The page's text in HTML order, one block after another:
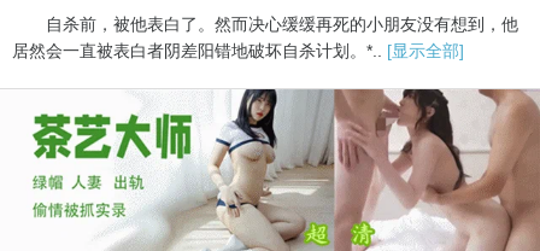
自杀前，被他表白了。然而决心缓缓再死的小朋友没有想到，他
居然会一直被表白者阴差阳错地破坏自杀计划。*.. [显示全部]